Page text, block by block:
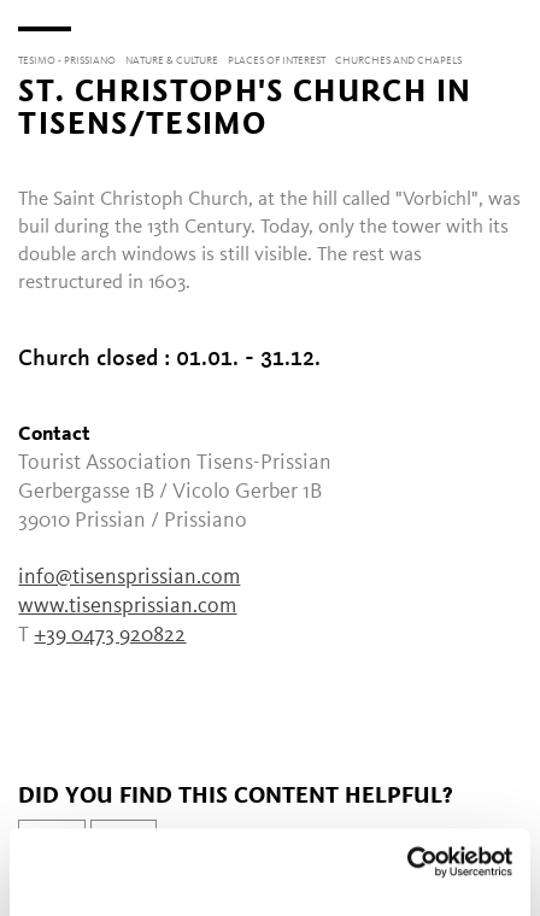
TESIMO - PRISSIANO NATURE & CULTURE PLACES OF INTEREST CHURCHES AND CHAPELS
ST. CHRISTOPH'S CHURCH IN
TISENS/TESIMO
The Saint Christoph Church, at the hill called "Vorbichl", was
buil during the 13th Century. Today, only the tower with its
double arch windows is still visible. The rest was
restructured in 1603.
Church closed : 01.01. - 31.12.
Contact
Tourist Association Tisens-Prissian
Gerbergasse 1B / Vicolo Gerber 1B
39010 Prissian / Prissiano
info@tisensprissian.com
www.tisensprissian.com
T+39 0473 920822
DID YOU FIND THIS CONTENT HELPFUL?